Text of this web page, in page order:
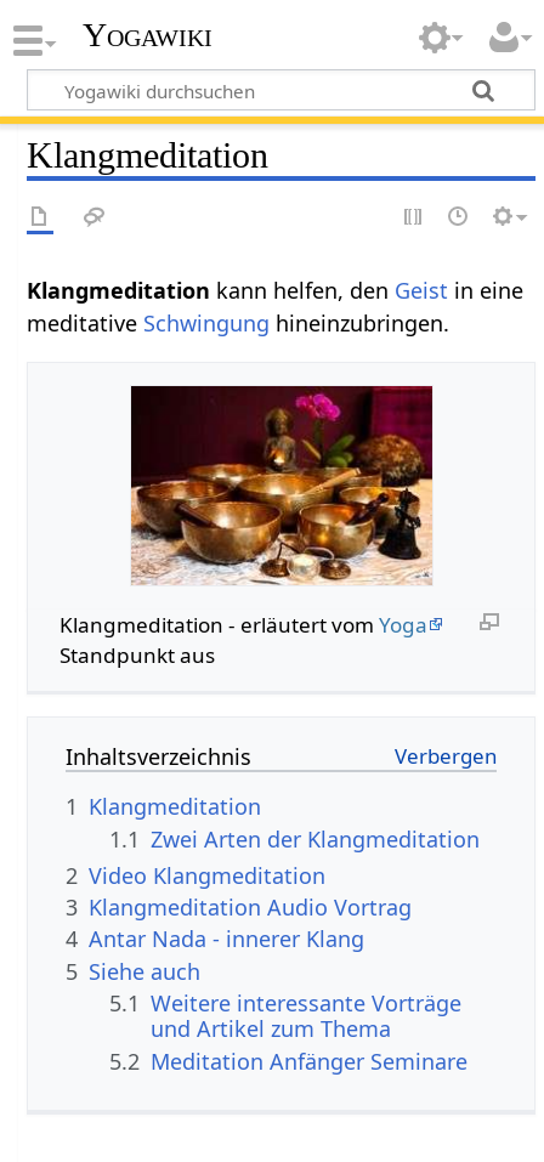
Yogawiki
Klangmeditation
Klangmeditation kann helfen, den Geist in eine
meditative Schwingung hineinzubringen.
Klangmeditation - erläutert vom Yoga
Standpunkt aus
Inhaltsverzeichnis
1 Klangmeditation
1.1 Zwei Arten der Klangmeditation
2 Video Klangmeditation
3 Klangmeditation Audio Vortrag
4 Antar Nada - innerer Klang
5 Siehe auch
5.1 Weitere interessante Vorträge
und Artikel zum Thema
5.2 Meditation Anfänger Seminare